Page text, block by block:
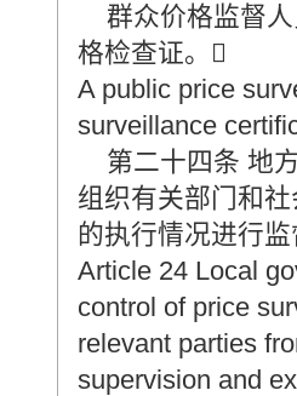
群众价格监督人
格检查证。
A public price
surveillance
第二十四条 地
组织有关部门和
的执行情况进行
Article 24 Local
control of price
relevant parties
supervision and